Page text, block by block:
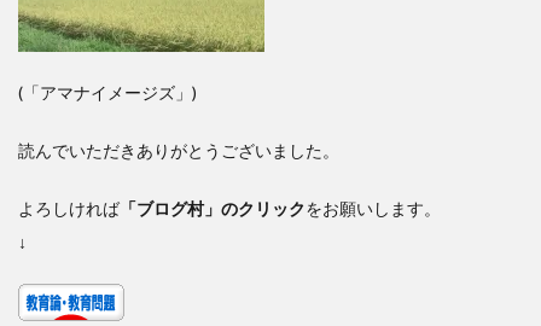
(「アマナイメージズ」)
読んでいただきありがとうございました。
よろしければ 「ブログ村」のクリックをお願いします。
↓